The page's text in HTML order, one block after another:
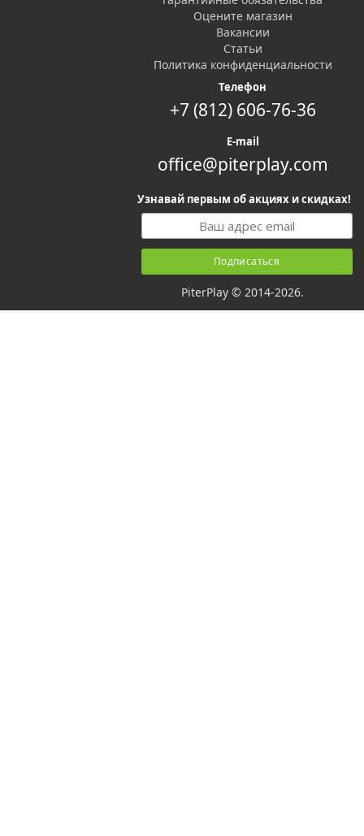
Оцените магазин
Вакансии
Статьи
Политика конфиденциальности
Телефон
+7 (812) 606-76-36
E-mail
office@piterplay.com
Узнавай первым об акциях и скидках!
PiterPlay © 2014-2026.